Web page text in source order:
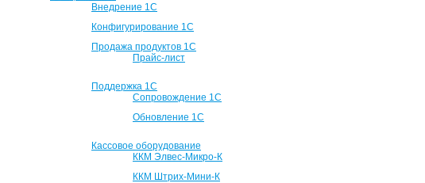
Внедрение 1С
Конфигурирование 1С
Продажа продуктов 1С
Прайс-лист
Поддержка 1С
Сопровождение 1С
Обновление 1С
Кассовое оборудование
ККМ Элвес-Микро-К
ККМ Штрих-Мини-К